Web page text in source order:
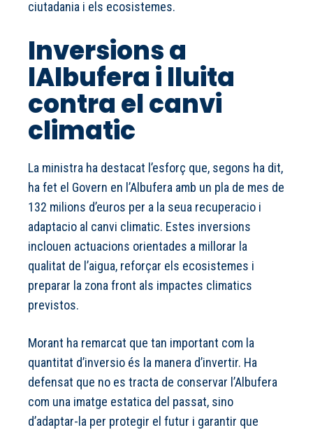
ciutadania i els ecosistemes.
Inversions a
lAlbufera i lluita
contra el canvi
climatic
La ministra ha destacat l’esforç que, segons ha dit,
ha fet el Govern en l’Albufera amb un pla de mes de
132 milions d’euros per a la seua recuperacio i
adaptacio al canvi climatic. Estes inversions
inclouen actuacions orientades a millorar la
qualitat de l’aigua, reforçar els ecosistemes i
preparar la zona front als impactes climatics
previstos.
Morant ha remarcat que tan important com la
quantitat d’inversio és la manera d’invertir. Ha
defensat que no es tracta de conservar l’Albufera
com una imatge estatica del passat, sino
d’adaptar-la per protegir el futur i garantir que